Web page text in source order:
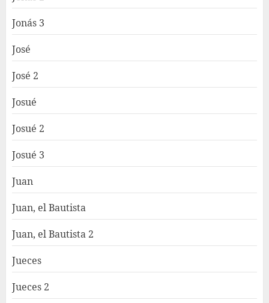
Jonás 3
José
José 2
Josué
Josué 2
Josué 3
Juan
Juan, el Bautista
Juan, el Bautista 2
Jueces
Jueces 2